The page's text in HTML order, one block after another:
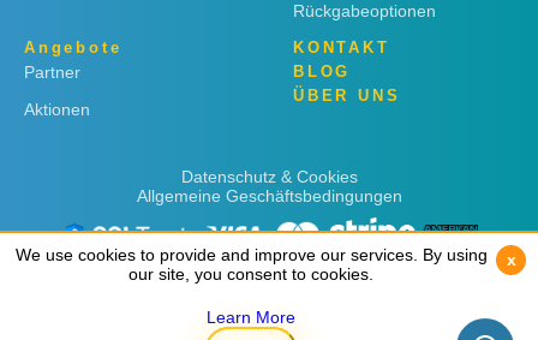
Rückgabeoptionen
Angebote
Partner
Aktionen
KONTAKT
BLOG
ÜBER UNS
Datenschutz & Cookies
Allgemeine Geschäftsbedingungen
We use cookies to provide and improve our services. By using
our site, you consent to cookies.
Learn More
x
We use cookies to provide and improve our services. By using
our site, you consent to cookies.
Learn More
x